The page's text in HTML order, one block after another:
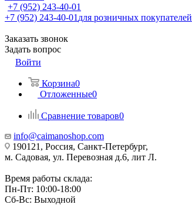
+7 (952) 243-40-01
+7 (952) 243-40-01 для розничных покупателей
Заказать звонок
Задать вопрос
Войти
Корзина0
Отложенные0
Сравнение товаров0
info@caimanoshop.com
190121, Россия, Санкт-Петербург,
м. Садовая, ул. Перевозная д.6, лит Л.
Время работы склада:
Пн-Пт: 10:00-18:00
Сб-Вс: Выходной